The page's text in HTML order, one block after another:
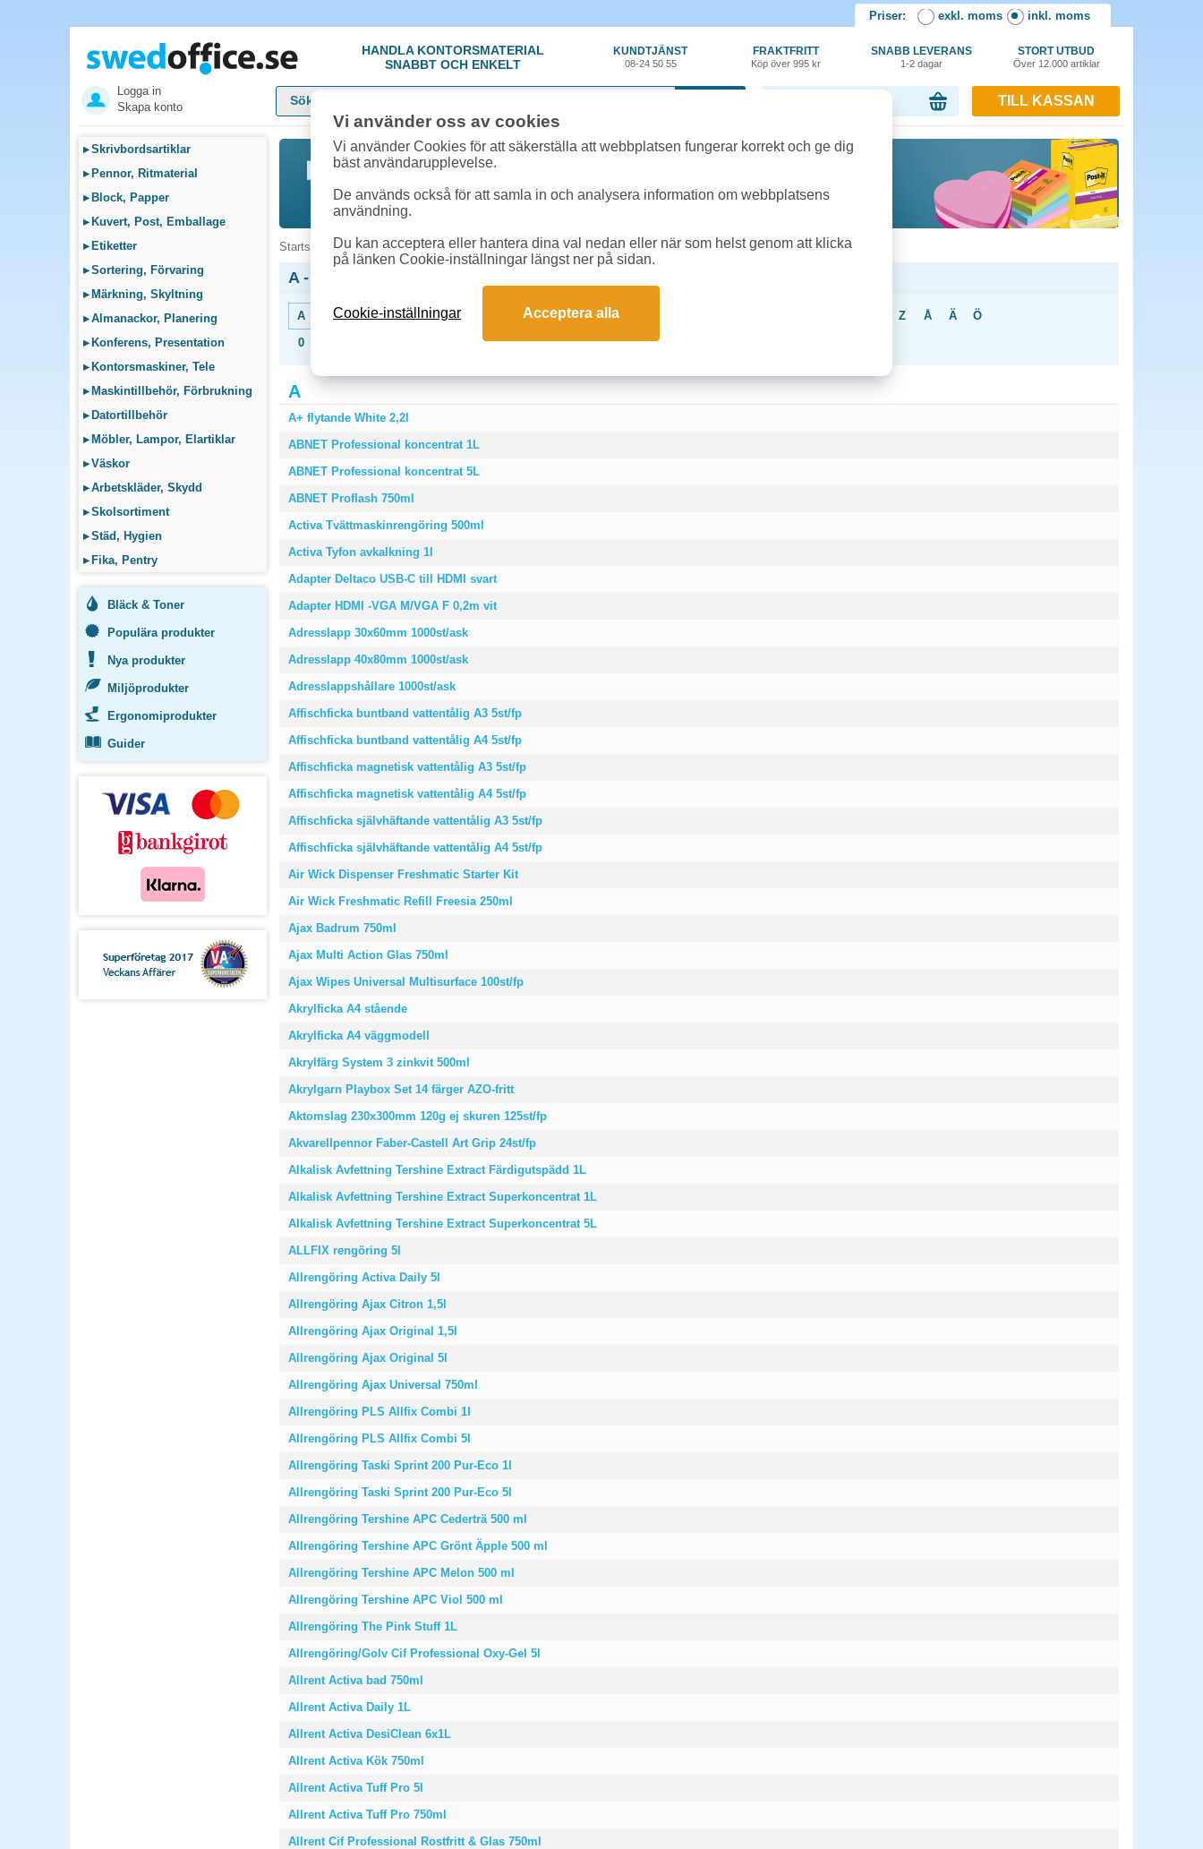
Priser: exkl. moms inkl. moms
HANDLA KONTORSMATERIAL
SNABBT OCH ENKELT
KUNDTJÄNST
08-24 50 55
FRAKTFRITT
Köp över 995 kr
SNABB LEVERANS
1-2 dagar
STORT UTBUD
Över 12.000 artiklar
Logga in
Skapa konto
TILL KASSAN
▸Skrivbordsartiklar
▸ Pennor, Ritmaterial
▸ Block, Papper
▸ Kuvert, Post, Emballage
▸ Etiketter
▸Sortering, Förvaring
▸ Märkning, Skyltning
▸Almanackor, Planering
▸ Konferens, Presentation
▸ Kontorsmaskiner, Tele
▸ Maskintillbehör, Förbrukning
▸ Datortillbehör
▸ Möbler, Lampor, Elartiklar
▸Väskor
▸Arbetskläder, Skydd
▸Skolsortiment
▸Städ, Hygien
▸ Fika, Pentry
Bläck & Toner
Populära produkter
Nya produkter
Miljöprodukter
Ergonomiprodukter
Guider
Startsida »Produkter A-Ö
A - Produkter A-Ö
A C D E F G J K L M Z Å Ä
Ö
0
8 9
A
A+ flytande White 2,2l
ABNET Professional koncentrat 1L
ABNET Professional koncentrat 5L
ABNET Proflash 750ml
Activa Tvättmaskinrengöring 500ml
Activa Tyfon avkalkning 1l
Adapter Deltaco USB-C till HDMI svart
Adapter HDMI -VGA M/VGA F 0,2m vit
Adresslapp 30x60mm 1000st/ask
Adresslapp 40x80mm 1000st/ask
Adresslappshållare 1000st/ask
Affischficka buntband vattentålig A3 5st/fp
Affischficka buntband vattentålig A4 5st/fp
Affischficka magnetisk vattentålig A3 5st/fp
Affischficka magnetisk vattentålig A4 5st/fp
Affischficka självhäftande vattentålig A3 5st/fp
Affischficka självhäftande vattentålig A4 5st/fp
Air Wick Dispenser Freshmatic Starter Kit
Air Wick Freshmatic Refill Freesia 250ml
Ajax Badrum 750ml
Ajax Multi Action Glas 750ml
Ajax Wipes Universal Multisurface 100st/fp
Akrylficka A4 stående
Akrylficka A4 väggmodell
Akrylfärg System 3 zinkvit 500ml
Akrylgarn Playbox Set 14 färger AZO-fritt
Aktomslag 230x300mm 120g ej skuren 125st/fp
Akvarellpennor Faber-Castell Art Grip 24st/fp
Alkalisk Avfettning Tershine Extract Färdigutspädd 1L
Alkalisk Avfettning Tershine Extract Superkoncentrat 1L
Alkalisk Avfettning Tershine Extract Superkoncentrat 5L
ALLFIX rengöring 5l
Allrengöring Activa Daily 5l
Allrengöring Ajax Citron 1,5l
Allrengöring Ajax Original 1,5l
Allrengöring Ajax Original 5l
Allrengöring Ajax Universal 750ml
Allrengöring PLS Allfix Combi 1l
Allrengöring PLS Allfix Combi 5l
Allrengöring Taski Sprint 200 Pur-Eco 1l
Allrengöring Taski Sprint 200 Pur-Eco 5l
Allrengöring Tershine APC Cederträ 500 ml
Allrengöring Tershine APC Grönt Äpple 500 ml
Allrengöring Tershine APC Melon 500 ml
Allrengöring Tershine APC Viol 500 ml
Allrengöring The Pink Stuff 1L
Allrengöring/Golv Cif Professional Oxy-Gel 5l
Allrent Activa bad 750ml
Allrent Activa Daily 1L
Allrent Activa DesiClean 6x1L
Allrent Activa Kök 750ml
Allrent Activa Tuff Pro 5l
Allrent Activa Tuff Pro 750ml
Allrent Cif Professional Rostfritt & Glas 750ml
Vi använder oss av cookies
Vi använder Cookies för att säkerställa att webbplatsen fungerar korrekt och ge dig
bäst användarupplevelse.
De används också för att samla in och analysera information om webbplatsens
användning.
Du kan acceptera eller hantera dina val nedan eller när som helst genom att klicka
på länken Cookie-inställningar längst ner på sidan.
Cookie-inställningar Acceptera alla